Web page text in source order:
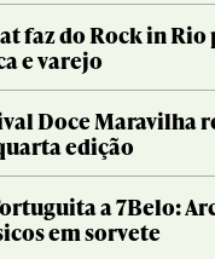
faz do Rock in
e varejo
Doce Maravilha
edição
a 7Belo:
em sorvete